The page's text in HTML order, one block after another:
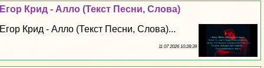
Егор Крид - Алло (Текст Песни, Слова)
Егор Крид - Алло (Текст Песни, Слова)...
11 07 2026 10:28:39